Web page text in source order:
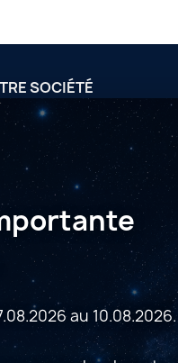
SOCIÉTÉ
d'utilisation
contacter
du site
au 10.08.2026.